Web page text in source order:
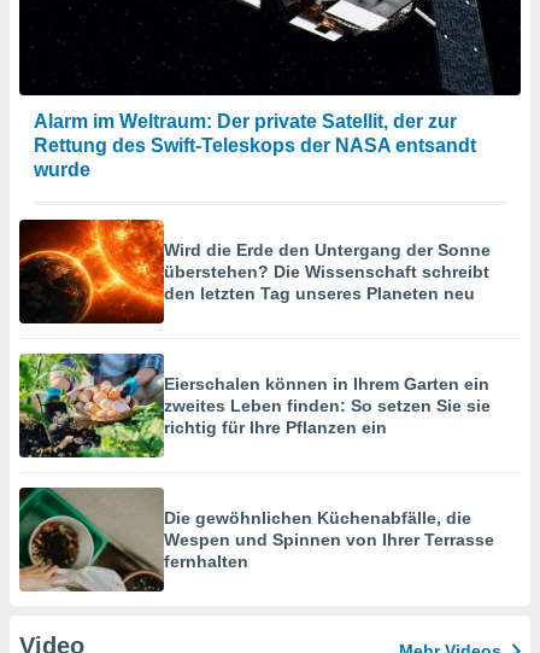
Alarm im Weltraum: Der private Satellit, der zur
Rettung des Swift-Teleskops der NASA entsandt
wurde
Wird die Erde den Untergang der Sonne
überstehen? Die Wissenschaft schreibt
den letzten Tag unseres Planeten neu
Eierschalen können in Ihrem Garten ein
zweites Leben finden: So setzen Sie sie
richtig für Ihre Pflanzen ein
Die gewöhnlichen Küchenabfälle, die
Wespen und Spinnen von Ihrer Terrasse
fernhalten
Video